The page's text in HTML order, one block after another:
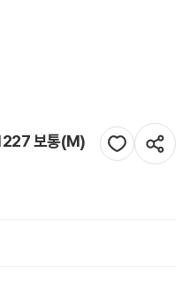
보통(M)